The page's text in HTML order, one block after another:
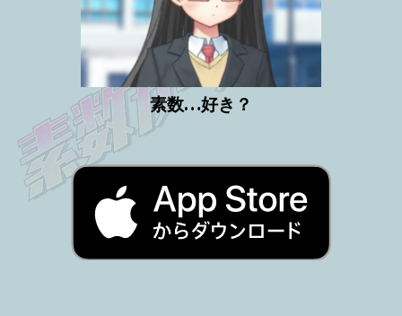
素数…好き？